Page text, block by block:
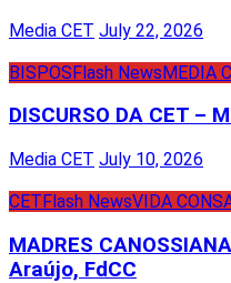
Media CET July 22, 2026
BISPOSFlash NewsMEDIA
DISCURSO DA CET –
Media CET July 10, 2026
CETFlash NewsVIDA
MADRES
Araújo, FdCC